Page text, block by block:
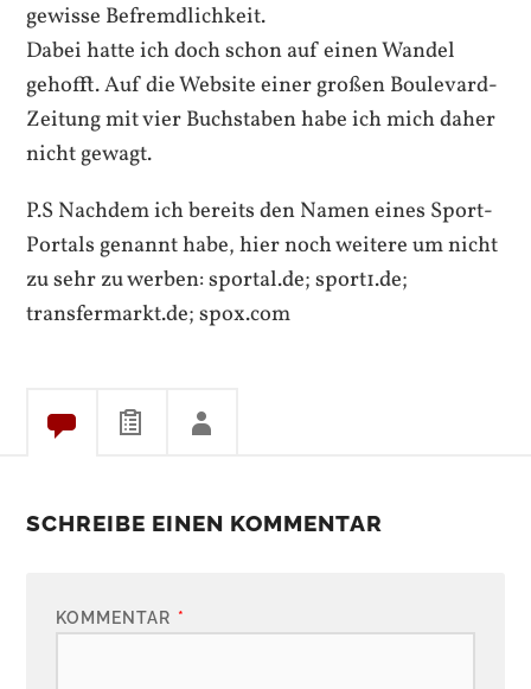
gewisse Befremdlichkeit.
Dabei hatte ich doch schon auf einen Wandel
gehofft. Auf die Website einer großen Boulevard-
Zeitung mit vier Buchstaben habe ich mich daher
nicht gewagt.
P.S Nachdem ich bereits den Namen eines Sport-
Portals genannt habe, hier noch weitere um nicht
zu sehr zu werben: sportal.de; sport1.de;
transfermarkt.de; spox.com
SCHREIBE EINEN KOMMENTAR
KOMMENTAR *